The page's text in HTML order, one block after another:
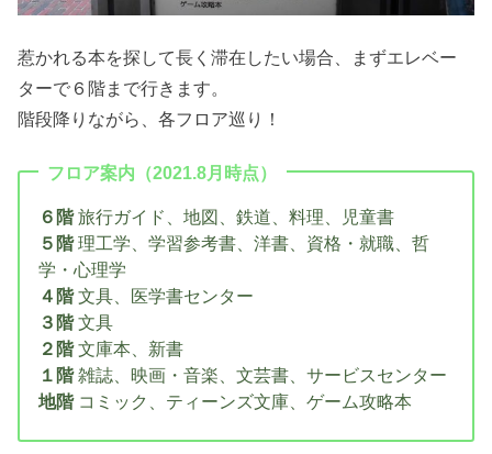
惹かれる本を探して長く滞在したい場合、まずエレベー
ターで６階まで行きます。
階段降りながら、各フロア巡り！
フロア案内（2021.8月時点）
６階旅行ガイド、地図、鉄道、料理、児童書
５階理工学、学習参考書、洋書、資格・就職、哲
学・心理学
４階文具、医学書センター
３階文具
２階文庫本、新書
１階雑誌、映画・音楽、文芸書、サービスセンター
地階コミック、ティーンズ文庫、ゲーム攻略本